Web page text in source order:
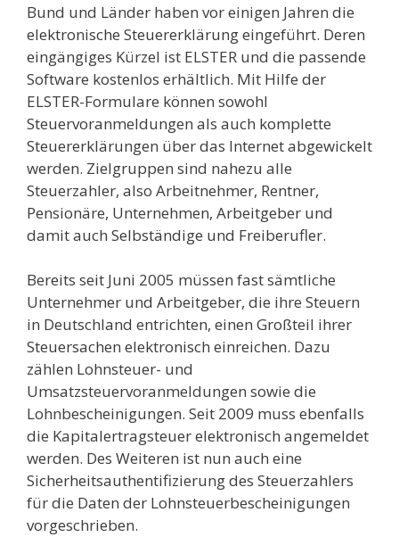
Bund und Länder haben vor einigen Jahren die
elektronische Steuererklärung eingeführt. Deren
eingängiges Kürzel ist ELSTER und die passende
Software kostenlos erhältlich. Mit Hilfe der
ELSTER-Formulare können sowohl
Steuervoranmeldungen als auch komplette
Steuererklärungen über das Internet abgewickelt
werden. Zielgruppen sind nahezu alle
Steuerzahler, also Arbeitnehmer, Rentner,
Pensionäre, Unternehmen, Arbeitgeber und
damit auch Selbständige und Freiberufler.
Bereits seit Juni 2005 müssen fast sämtliche
Unternehmer und Arbeitgeber, die ihre Steuern
in Deutschland entrichten, einen Großteil ihrer
Steuersachen elektronisch einreichen. Dazu
zählen Lohnsteuer- und
Umsatzsteuervoranmeldungen sowie die
Lohnbescheinigungen. Seit 2009 muss ebenfalls
die Kapitalertragsteuer elektronisch angemeldet
werden. Des Weiteren ist nun auch eine
Sicherheitsauthentifizierung des Steuerzahlers
für die Daten der Lohnsteuerbescheinigungen
vorgeschrieben.